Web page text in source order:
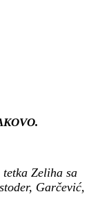
Zeliha sa
Garčević,